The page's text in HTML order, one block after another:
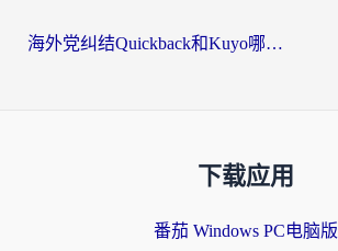
海外党纠结Quickback和Kuyo哪个好？选对回国加速器才能无缝刷国内资源
下载应用
番茄 Windows PC电脑版